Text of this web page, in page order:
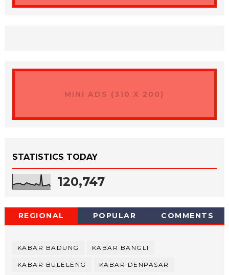
MINI ADS (310 X 200)
STATISTICS TODAY
120,747
REGIONAL POPULAR COMMENTS
KABAR BADUNG KABAR BANGLI
KABAR BULELENG KABAR DENPASAR